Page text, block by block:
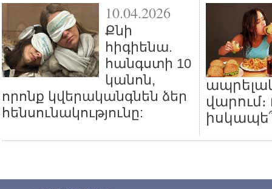
10.04.2026
Քնի
հիգիենա.
հանգստի 10
կանոն,
որոնք կվերականգնեն ձեր
հենսունակությունը: